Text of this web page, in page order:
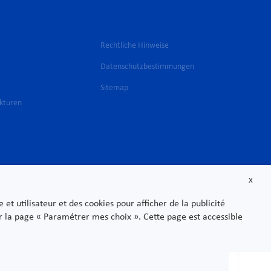
Rechtliche Hinweise
Datenschutzbestimmungen
Sitemap
X
et utilisateur et des cookies pour afficher de la publicité
page « Paramétrer mes choix ». Cette page est accessible